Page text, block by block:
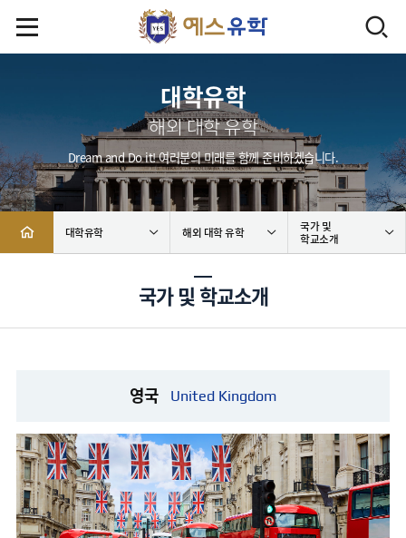
대학유학
해외 대학 유학
Dream and Do it! 여러분의 미래를 함께 준비하겠습니다.
대학유학 해외 대학 유학 국가 및
학교소개
국가 및 학교소개
영국 United Kingdom